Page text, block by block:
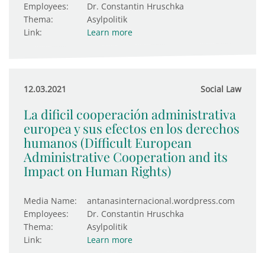
Employees:
Dr. Constantin Hruschka
Thema:
Asylpolitik
Link:
Learn more
12.03.2021 Social Law
La dificil cooperación administrativa
europea y sus efectos en los derechos
humanos (Difficult European
Administrative Cooperation and its
Impact on Human Rights)
Media Name:
antanasinternacional.wordpress.com
Employees:
Dr. Constantin Hruschka
Thema:
Asylpolitik
Link:
Learn more